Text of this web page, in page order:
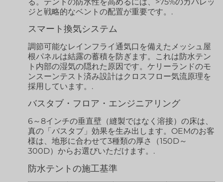
ジと戦略的なベントの配置が重要です。.
スマート換気システム
調節可能なレインフライ通気口を備えたメッシュ屋
根パネルは結露の蓄積を防ぎます。これは防水テン
ト内部の湿気の隠れた原因です。ケリーランドのモ
ンスーンテスト済み設計はクロスフロー気流原理を
採用しています。.
バスタブ・フロア・エンジニアリング
6～8インチの垂直壁（縫製ではなく溶接）の床は、
真の「バスタブ」効果を生み出します。OEMのお客
様は、地形に合わせて3種類の厚さ（150D～
300D）からお選びいただけます。.
防水テントの施工基準